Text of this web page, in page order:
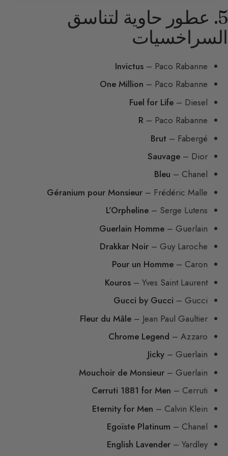
5. عطور حاوية لتناسق
السراخسيات
Invictus – Paco Rabanne
One Million – Paco Rabanne
Fuel for Life – Diesel
R – Paco Rabanne
Brut – Fabergé
Sauvage – Dior
Bleu – Chanel
Géranium pour Monsieur – Frédéric Malle
L’Orpheline – Serge Lutens
Guerlain Homme – Guerlain
Drakkar Noir – Guy Laroche
Pour un Homme – Caron
Kouros – Yves Saint Laurent
Gucci by Gucci – Gucci
Fleur du Mâle – Jean Paul Gaultier
Chrome Legend – Azzaro
Jicky – Guerlain
Mouchoir de Monsieur – Guerlain
Cerruti 1881 for Men – Cerruti
Eternity for Men – Calvin Klein
Egoïste Platinum – Chanel
English Lavender – Yardley